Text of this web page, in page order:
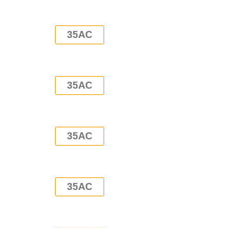
35AC
35AC
35AC
35AC